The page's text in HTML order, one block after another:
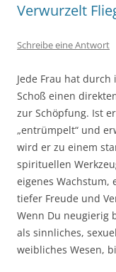
Verwurzelt
Schreibe eine Antwort
Jede Frau hat durch
Schoß einen
zur Schöpfung. Ist
„entrümpelt“ und
wird er zu einem
spirituellen
eigenes Wachstum,
tiefer Freude und
Wenn Du neugierig
als sinnliches,
weibliches Wesen,